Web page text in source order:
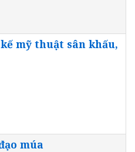
mỹ thuật sân khấu,
múa